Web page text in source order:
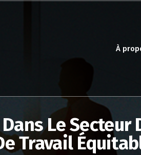
À
Le Secteur
Travail